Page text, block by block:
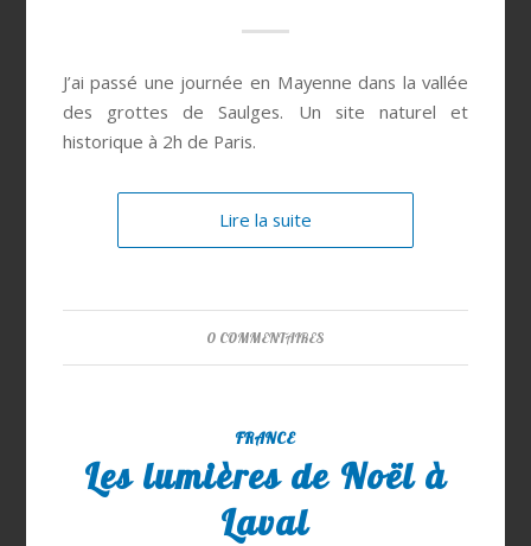
J’ai passé une journée en Mayenne dans la vallée
des grottes de Saulges. Un site naturel et
historique à 2h de Paris.
Lire la suite
0 COMMENTAIRES
FRANCE
Les lumières de Noël à
Laval